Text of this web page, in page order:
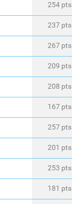
254 pts
237 pts
267 pts
209 pts
208 pts
167 pts
257 pts
201 pts
253 pts
181 pts